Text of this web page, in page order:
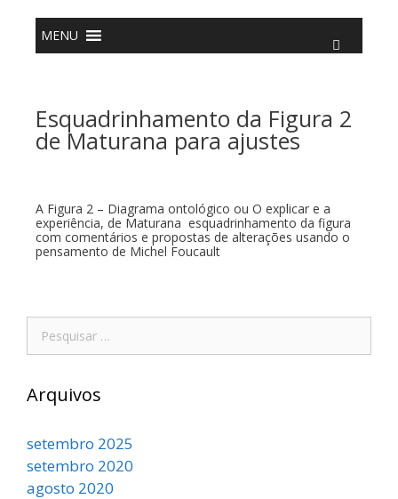
conteúdo
MENU
Esquadrinhamento da Figura 2
de Maturana para ajustes
A Figura 2 – Diagrama ontológico ou O explicar e a
experiência, de Maturana esquadrinhamento da figura
com comentários e propostas de alterações usando o
pensamento de Michel Foucault
Arquivos
setembro 2025
setembro 2020
agosto 2020